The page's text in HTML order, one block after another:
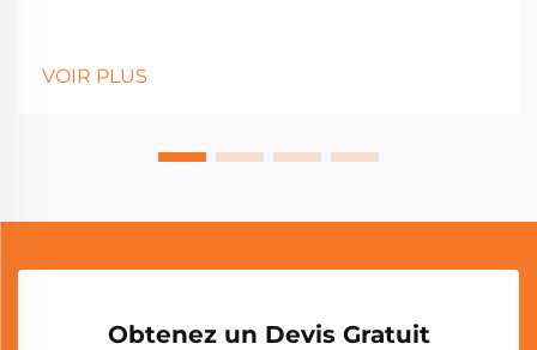
VOIR PLUS
Obtenez un Devis Gratuit